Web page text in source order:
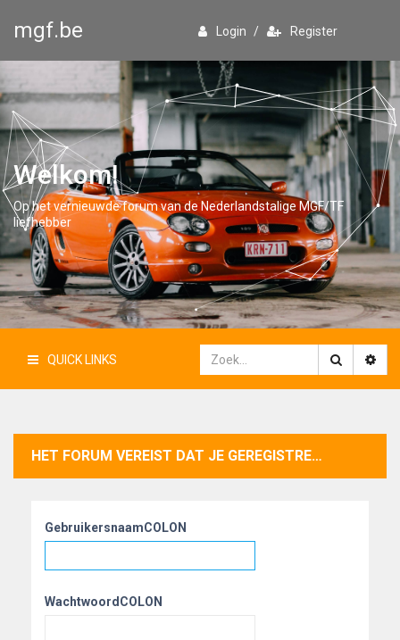
mgf.be Login / Register
Welkom!
Op het vernieuwde forum van de Nederlandstalige MGF/TF
liefhebber
QUICK LINKS
HET FORUM VEREIST DAT JE GEREGISTREERD EN INGELOGD BENT OM PROFIELEN TE BEKIJKEN.
GebruikersnaamCOLON
WachtwoordCOLON